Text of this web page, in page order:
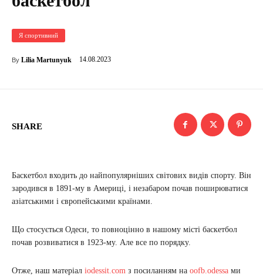
Я спортивний
By Lilia Martunyuk 14.08.2023
SHARE
Баскетбол входить до найпопулярніших світових видів спорту. Він
зародився в 1891-му в Америці, і незабаром почав поширюватися
азіатськими і європейськими країнами.
Що стосується Одеси, то повноцінно в нашому місті баскетбол
почав розвиватися в 1923-му. Але все по порядку.
Отже, наш матеріал iodessit.com з посиланням на oofb.odessa ми